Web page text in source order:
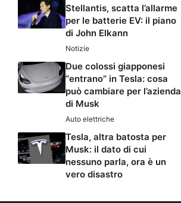
Stellantis, scatta l’allarme
per le batterie EV: il piano
di John Elkann
Notizie
Due colossi giapponesi
“entrano” in Tesla: cosa
può cambiare per l’azienda
di Musk
Auto elettriche
Tesla, altra batosta per
Musk: il dato di cui
nessuno parla, ora è un
vero disastro